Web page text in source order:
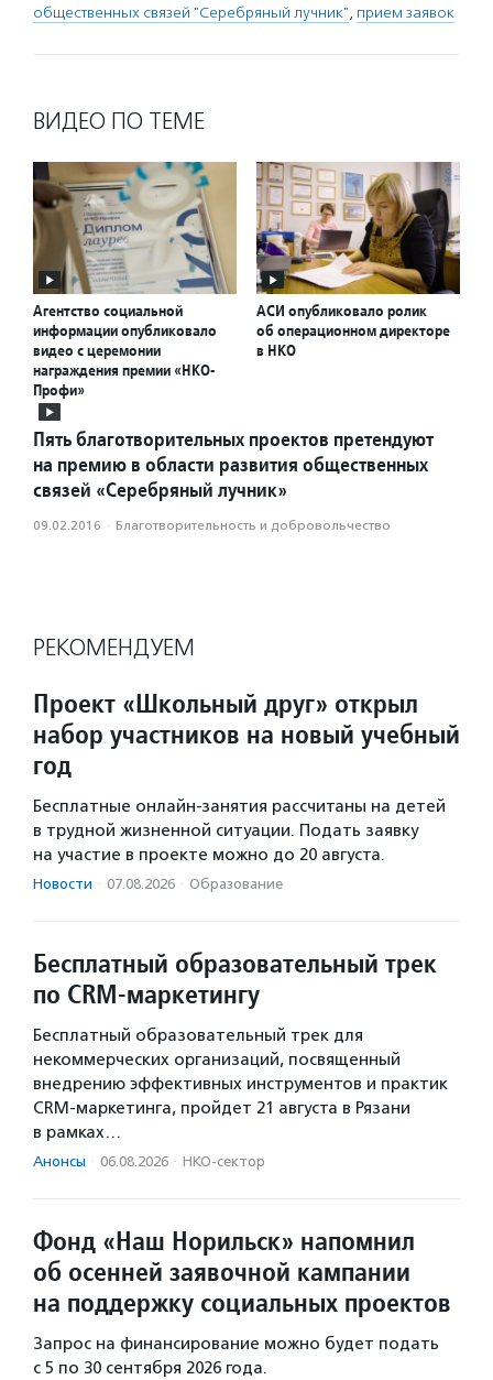
общественных связей "Серебряный лучник", прием заявок
ВИДЕО ПО ТЕМЕ
Агентство социальной
информации опубликовало
видео с церемонии
награждения премии «НКО-
Профи»
АСИ опубликовало ролик
об операционном директоре
в НКО
Пять благотворительных проектов претендуют
на премию в области развития общественных
связей «Серебряный лучник»
09.02.2016 · Благотвори­тель­ность и доброволь­чест­во
РЕКОМЕНДУЕМ
Проект «Школьный друг» открыл
набор участников на новый учебный
год
Бесплатные онлайн-занятия рассчитаны на детей
в трудной жизненной ситуации. Подать заявку
на участие в проекте можно до 20 августа.
Новости · 07.08.2026 · Образование
Бесплатный образовательный трек
по CRM-маркетингу
Бесплатный образовательный трек для
некоммерческих организаций, посвященный
внедрению эффективных инструментов и практик
CRM-маркетинга, пройдет 21 августа в Рязани
в рамках…
Анонсы · 06.08.2026 · НКО-сектор
Фонд «Наш Норильск» напомнил
об осенней заявочной кампании
на поддержку социальных проектов
Запрос на финансирование можно будет подать
с 5 по 30 сентября 2026 года.